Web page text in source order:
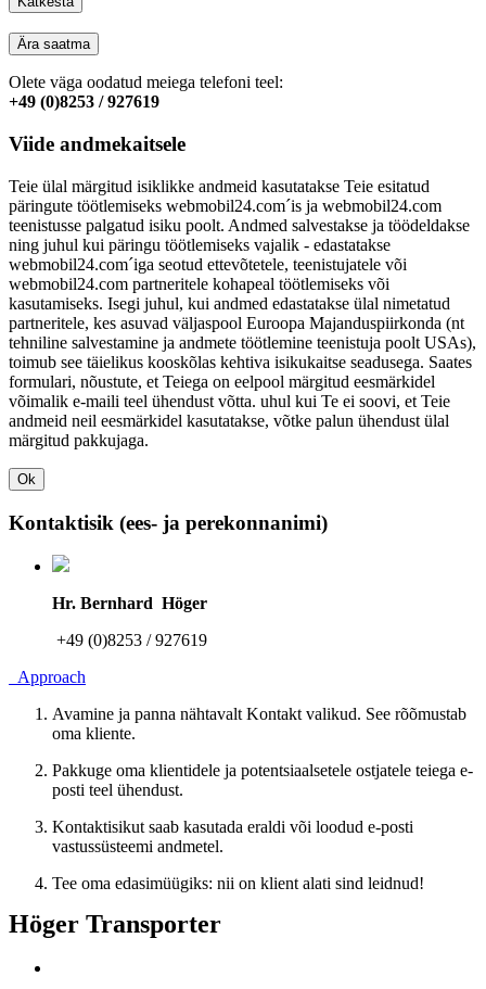
Ära saatma
Olete väga oodatud meiega telefoni teel:
+49 (0)8253 / 927619
Viide andmekaitsele
Teie ülal märgitud isiklikke andmeid kasutatakse Teie esitatud
päringute töötlemiseks webmobil24.com´is ja webmobil24.com
teenistusse palgatud isiku poolt. Andmed salvestakse ja töödeldakse
ning juhul kui päringu töötlemiseks vajalik - edastatakse
webmobil24.com´iga seotud ettevõtetele, teenistujatele või
webmobil24.com partneritele kohapeal töötlemiseks või
kasutamiseks. Isegi juhul, kui andmed edastatakse ülal nimetatud
partneritele, kes asuvad väljaspool Euroopa Majanduspiirkonda (nt
tehniline salvestamine ja andmete töötlemine teenistuja poolt USAs),
toimub see täielikus kooskõlas kehtiva isikukaitse seadusega. Saates
formulari, nõustute, et Teiega on eelpool märgitud eesmärkidel
võimalik e-maili teel ühendust võtta. uhul kui Te ei soovi, et Teie
andmeid neil eesmärkidel kasutatakse, võtke palun ühendust ülal
märgitud pakkujaga.
Ok
Kontaktisik (ees- ja perekonnanimi)
Hr. Bernhard Höger
+49 (0)8253 / 927619
Approach
Avamine ja panna nähtavalt Kontakt valikud. See rõõmustab
oma kliente.
Pakkuge oma klientidele ja potentsiaalsetele ostjatele teiega e-
posti teel ühendust.
Kontaktisikut saab kasutada eraldi või loodud e-posti
vastussüsteemi andmetel.
Tee oma edasimüügiks: nii on klient alati sind leidnud!
Höger Transporter